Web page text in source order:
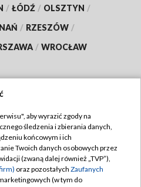
/ ŁÓDŹ / OLSZTYN /
/ RZESZÓW /
/ WROCŁAW
TVP
TVP
prywatności
aby wyrazić zgody na
śledzenia i zbierania danych,
końcowym i ich
Twoich danych osobowych przez
(zwaną dalej również „TVP”),
oraz pozostałych Zaufanych
(w tym do